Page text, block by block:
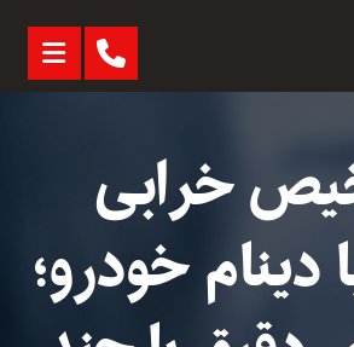
خرابی
دینام خودرو؛